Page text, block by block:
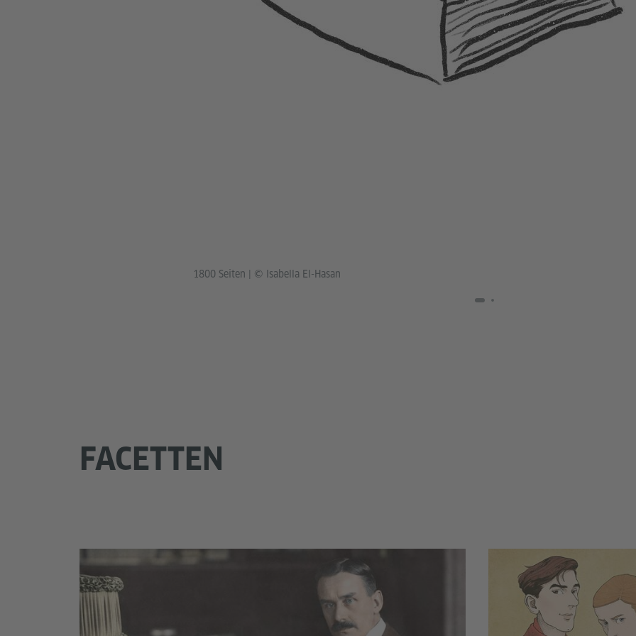
1800 Seiten | © Isabella El-Hasan
FACETTEN